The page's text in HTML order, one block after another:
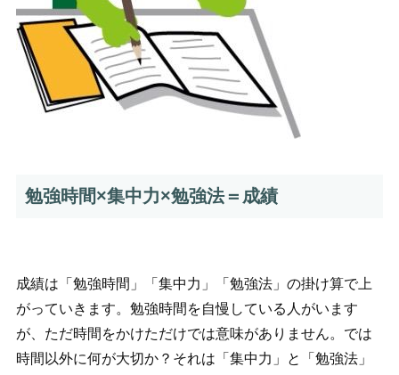
勉強時間×集中力×勉強法＝成績
成績は「勉強時間」「集中力」「勉強法」の掛け算で上
がっていきます。勉強時間を自慢している人がいます
が、ただ時間をかけただけでは意味がありません。では
時間以外に何が大切か？それは「集中力」と「勉強法」